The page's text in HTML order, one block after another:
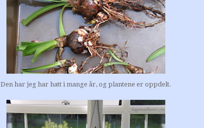
Den har jeg har hatt i mange år, og plantene er oppdelt.